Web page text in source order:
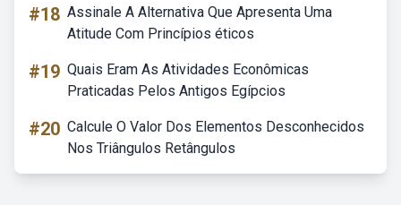
#18 Assinale A Alternativa Que Apresenta Uma
Atitude Com Princípios éticos
#19 Quais Eram As Atividades Econômicas
Praticadas Pelos Antigos Egípcios
#20 Calcule O Valor Dos Elementos Desconhecidos
Nos Triângulos Retângulos